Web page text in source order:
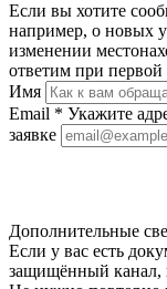
Если вы хотите
например, о новых
изменении
ответим при
Имя
Email * Укажите
заявке
Дополнительные
Если у вас есть
защищённый канал,